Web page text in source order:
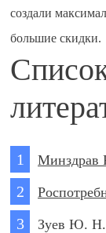
создали
большие скидки.
Минздрав
Зуев Ю. Н.